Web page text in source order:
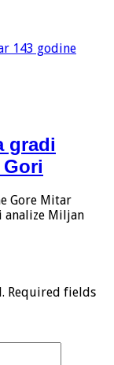
143 godine
gradi
Gore Mitar
analize Miljan
Required fields